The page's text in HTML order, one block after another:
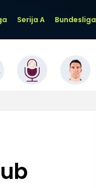
Serija A Bundesliga